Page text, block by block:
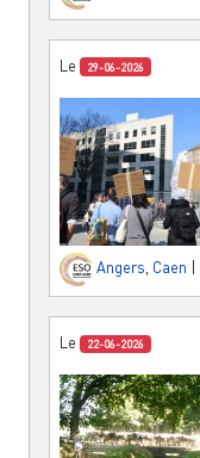
Le 29-06-2026
Angers Caen
Le 22-06-2026